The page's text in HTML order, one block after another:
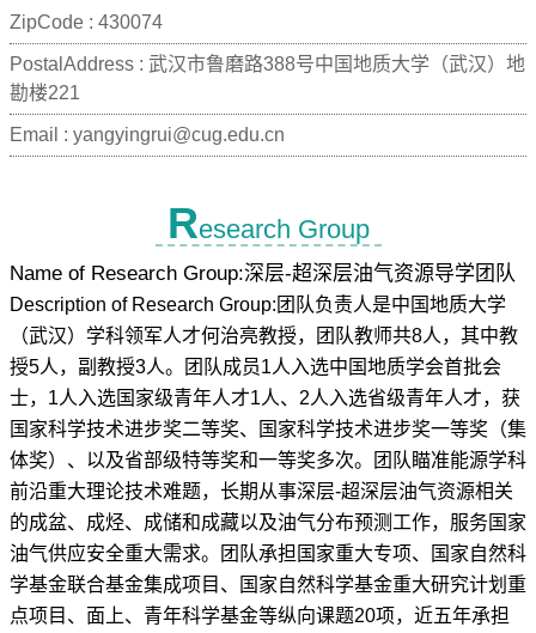
ZipCode : 430074
PostalAddress : 武汉市鲁磨路388号中国地质大学（武汉）地
勘楼221
Email : yangyingrui@cug.edu.cn
Research Group
Name of Research Group:深层-超深层油气资源导学团队
Description of Research Group:团队负责人是中国地质大学
（武汉）学科领军人才何治亮教授，团队教师共8人，其中教
授5人，副教授3人。团队成员1人入选中国地质学会首批会
士，1人入选国家级青年人才1人、2人入选省级青年人才，获
国家科学技术进步奖二等奖、国家科学技术进步奖一等奖（集
体奖）、以及省部级特等奖和一等奖多次。团队瞄准能源学科
前沿重大理论技术难题，长期从事深层-超深层油气资源相关
的成盆、成烃、成储和成藏以及油气分布预测工作，服务国家
油气供应安全重大需求。团队承担国家重大专项、国家自然科
学基金联合基金集成项目、国家自然科学基金重大研究计划重
点项目、面上、青年科学基金等纵向课题20项，近五年承担